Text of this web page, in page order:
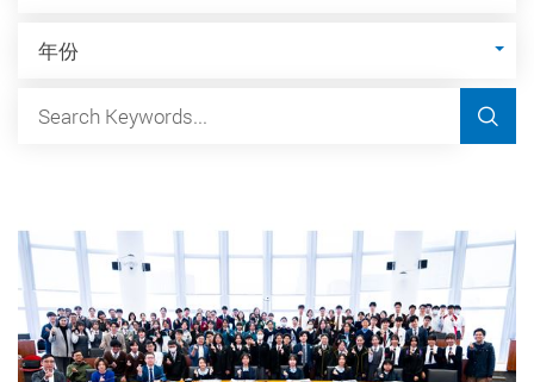
年份